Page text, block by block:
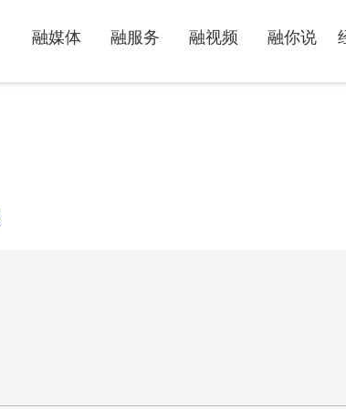
融媒体 融服务 融视频 融你说